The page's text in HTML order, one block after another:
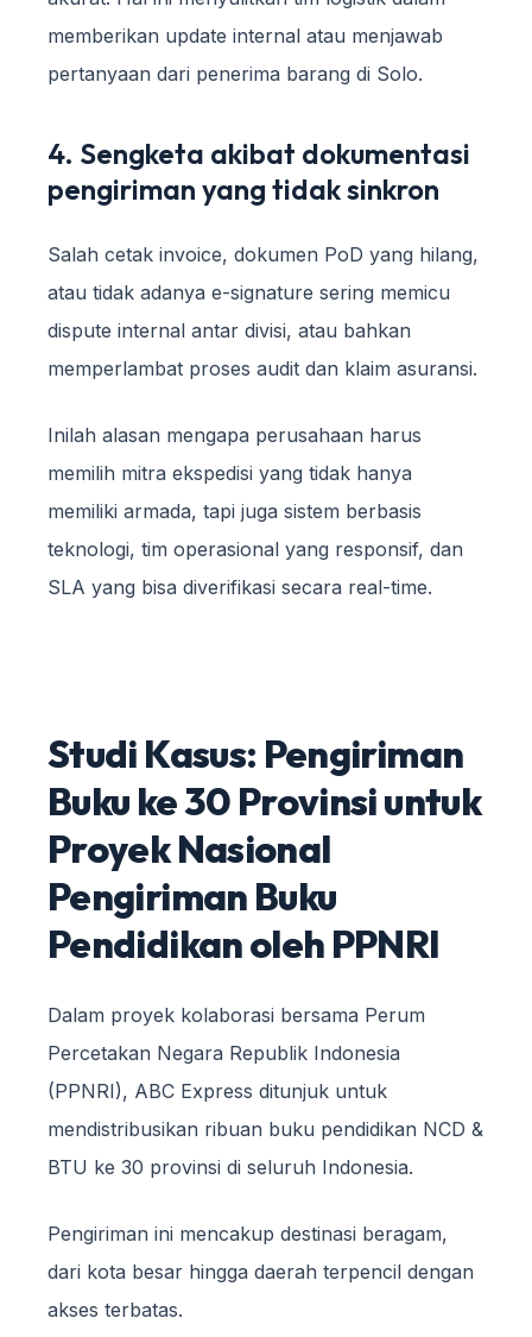
memberikan update internal atau menjawab
pertanyaan dari penerima barang di Solo.
4. Sengketa akibat dokumentasi
pengiriman yang tidak sinkron
Salah cetak invoice, dokumen PoD yang hilang,
atau tidak adanya e-signature sering memicu
dispute internal antar divisi, atau bahkan
memperlambat proses audit dan klaim asuransi.
Inilah alasan mengapa perusahaan harus
memilih mitra ekspedisi yang tidak hanya
memiliki armada, tapi juga sistem berbasis
teknologi, tim operasional yang responsif, dan
SLA yang bisa diverifikasi secara real-time.
Studi Kasus: Pengiriman
Buku ke 30 Provinsi untuk
Proyek Nasional
Pengiriman Buku
Pendidikan oleh PPNRI
Dalam proyek kolaborasi bersama Perum
Percetakan Negara Republik Indonesia
(PPNRI), ABC Express ditunjuk untuk
mendistribusikan ribuan buku pendidikan NCD &
BTU ke 30 provinsi di seluruh Indonesia.
Pengiriman ini mencakup destinasi beragam,
dari kota besar hingga daerah terpencil dengan
akses terbatas.